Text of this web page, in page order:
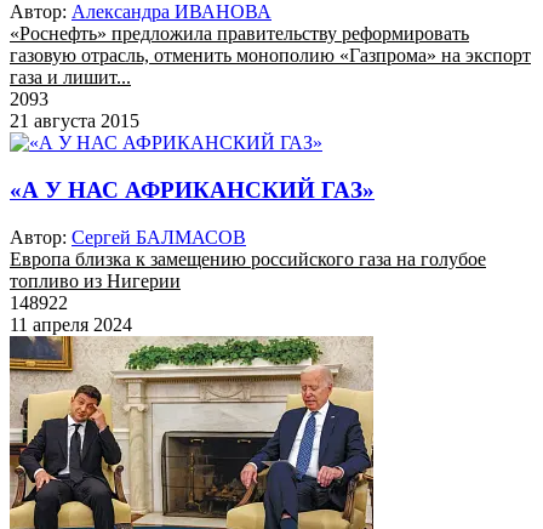
Автор: Александра ИВАНОВА
«Роснефть» предложила правительству реформировать
газовую отрасль, отменить монополию «Газпрома» на экспорт
газа и лишит...
2093
21 августа 2015
«А У НАС АФРИКАНСКИЙ ГАЗ»
Автор: Сергей БАЛМАСОВ
Европа близка к замещению российского газа на голубое
топливо из Нигерии
148922
11 апреля 2024